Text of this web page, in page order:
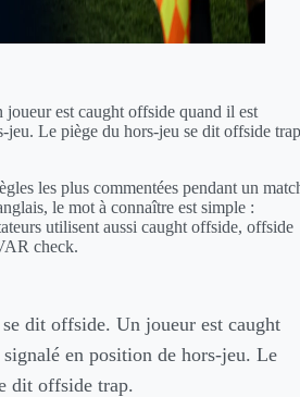
est caught offside quand il est
jeu. Le piège du hors-jeu se dit offside
les plus commentées pendant un
le mot à connaître est simple :
utilisent aussi caught offside, offside
check.
dit offside. Un joueur est caught
en position de hors-jeu. Le
dit offside trap.